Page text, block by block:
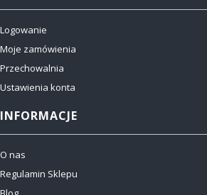
Logowanie
Moje zamówienia
Przechowalnia
Ustawienia konta
INFORMACJE
O nas
Regulamin Sklepu